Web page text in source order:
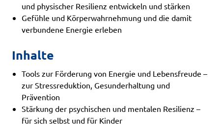
und physischer Resilienz entwickeln und stärken
Gefühle und Körperwahrnehmung und die damit
verbundene Energie erleben
Inhalte
Tools zur Förderung von Energie und Lebensfreude –
zur Stressreduktion, Gesunderhaltung und
Prävention
Stärkung der psychischen und mentalen Resilienz –
für sich selbst und für Kinder